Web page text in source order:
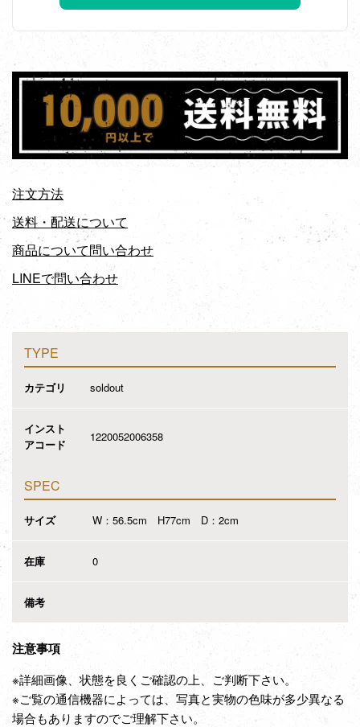
注文方法
送料・配送について
商品について問い合わせ
LINEで問い合わせ
TYPE
カテゴリ soldout
インスト
アコード
1220052006358
SPEC
サイズ W：56.5cm H77cm D：2cm
在庫 0
備考
注意事項
※詳細画像、状態を良くご確認の上、ご判断下さい。
※ご覧の通信機器によっては、写真と実物の色味が多少異なる
場合もありますのでご理解下さい。